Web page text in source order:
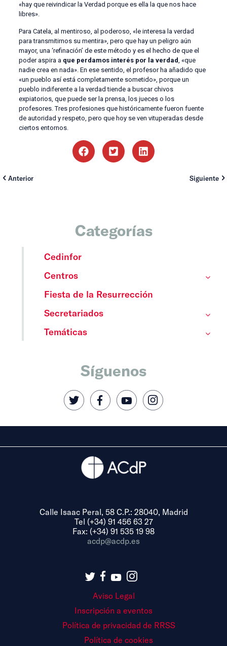
«hay que reivindicar la Verdad porque es ella la que nos hace
libres».
Para Catela, al mentiroso, al poderoso, «le interesa la verdad
para transmitirnos su mentira», pero que hay un peligro aún
mayor, una ‘refinación’ de este método y es el hecho de que el
poder aspira a que perdamos interés por la verdad, «que
nadie crea en nada». En ese sentido, el profesor ha añadido que
«un pueblo así está completamente sometido», porque un
pueblo indiferente a la verdad tiende a buscar chivos
expiatorios, que puede ser la prensa, los jueces o los
profesores. Tres profesiones que históricamente fueron fuente
de autoridad y respeto, pero que hoy se ven vituperadas desde
ciertos entornos.
Anterior Siguiente
Categorías
Cedinfor
Centros
Fiesta de la Resurrección
Secretariados
Temáticas
Síguenos
Calle Isaac Peral, 58 C.P.: 28040, Madrid
Tel (+34) 91 456 63 27
Fax: (+34) 91 535 19 98
acdp@acdp.es
Aviso Legal
Inscripción a eventos
Política de privacidad de RRSS
Política de cookies